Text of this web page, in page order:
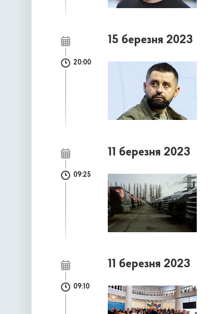
15 березня 2023
20:00
11 березня 2023
09:25
11 березня 2023
09:10